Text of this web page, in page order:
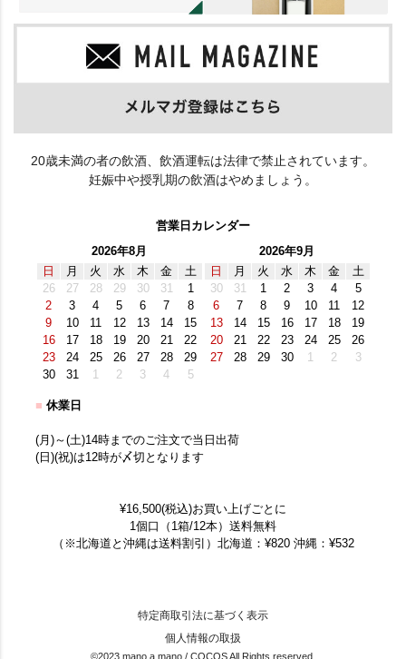
20歳未満の者の飲酒、飲酒運転は法律で禁止されています。
妊娠中や授乳期の飲酒はやめましょう。
営業日カレンダー
2026年8月
日
月 火 水 木 金
土
26
27 28 29 30 31
1
2
3 4 5 6 7
8
9
10 11 12 13 14
15
16
17 18 19 20 21
22
23
24 25 26 27 28
29
30
31 1 2 3 4 5
2026年9月
日
月 火 水 木 金
土
30
31 1 2 3 4
5
6
7 8 9 10 11
12
13
14 15 16 17 18
19
20
21 22 23 24 25
26
27
28 29 30 1 2 3
■ 休業日
(月)～(土)14時までのご注文で当日出荷
(日)(祝)は12時が〆切となります
¥16,500(税込)お買い上げごとに
1個口（1箱/12本）送料無料
（※北海道と沖縄は送料割引）北海道：¥820 沖縄：¥532
特定商取引法に基づく表示
個人情報の取扱
©2023 mano a mano / COCOS All Rights reserved.